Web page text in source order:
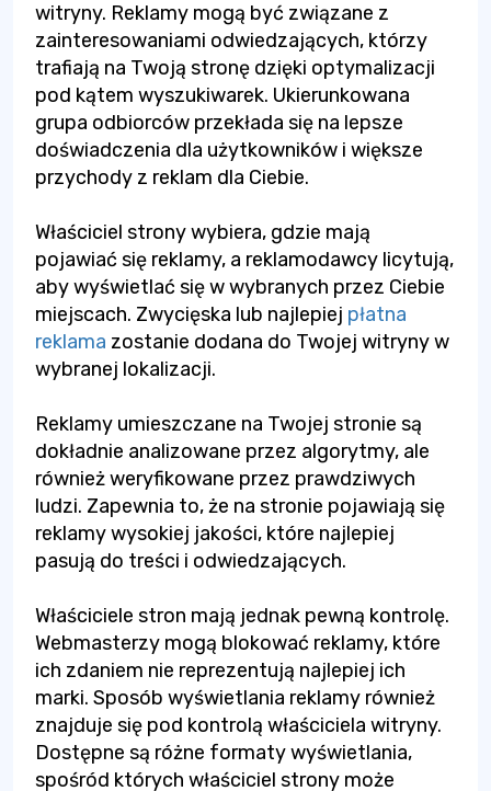
witryny. Reklamy mogą być związane z
zainteresowaniami odwiedzających, którzy
trafiają na Twoją stronę dzięki optymalizacji
pod kątem wyszukiwarek. Ukierunkowana
grupa odbiorców przekłada się na lepsze
doświadczenia dla użytkowników i większe
przychody z reklam dla Ciebie.
Właściciel strony wybiera, gdzie mają
pojawiać się reklamy, a reklamodawcy licytują,
aby wyświetlać się w wybranych przez Ciebie
miejscach. Zwycięska lub najlepiej płatna
reklama zostanie dodana do Twojej witryny w
wybranej lokalizacji.
Reklamy umieszczane na Twojej stronie są
dokładnie analizowane przez algorytmy, ale
również weryfikowane przez prawdziwych
ludzi. Zapewnia to, że na stronie pojawiają się
reklamy wysokiej jakości, które najlepiej
pasują do treści i odwiedzających.
Właściciele stron mają jednak pewną kontrolę.
Webmasterzy mogą blokować reklamy, które
ich zdaniem nie reprezentują najlepiej ich
marki. Sposób wyświetlania reklamy również
znajduje się pod kontrolą właściciela witryny.
Dostępne są różne formaty wyświetlania,
spośród których właściciel strony może